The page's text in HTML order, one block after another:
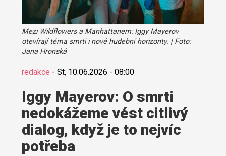
Mezi Wildflowers a Manhattanem: Iggy Mayerov
otevírají téma smrti i nové hudební horizonty. | Foto:
Jana Hronská
redakce - St, 10.06.2026 - 08:00
Iggy Mayerov: O smrti
nedokážeme vést citlivý
dialog, když je to nejvíc
potřeba